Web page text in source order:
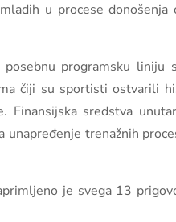
u procese
programsku
čiji su sportisti ostvarili
sredstva
trenažnih
je svega 13